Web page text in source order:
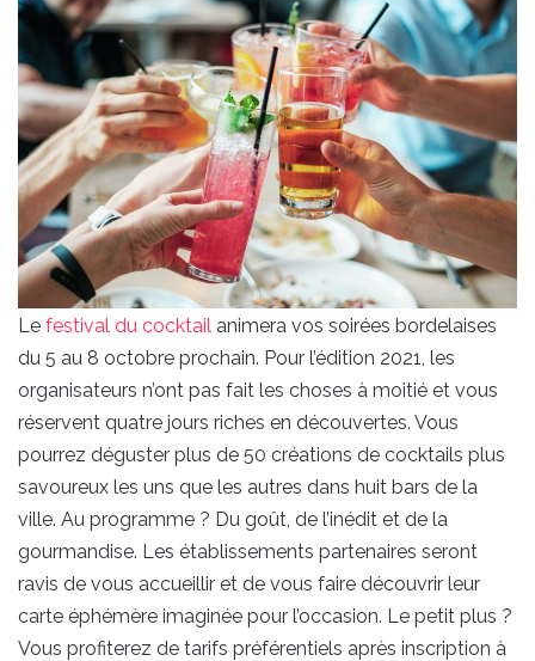
Le festival du cocktail animera vos soirées bordelaises
du 5 au 8 octobre prochain. Pour l’édition 2021, les
organisateurs n’ont pas fait les choses à moitié et vous
réservent quatre jours riches en découvertes. Vous
pourrez déguster plus de 50 créations de cocktails plus
savoureux les uns que les autres dans huit bars de la
ville. Au programme ? Du goût, de l’inédit et de la
gourmandise. Les établissements partenaires seront
ravis de vous accueillir et de vous faire découvrir leur
carte éphémère imaginée pour l’occasion. Le petit plus ?
Vous profiterez de tarifs préférentiels après inscription à